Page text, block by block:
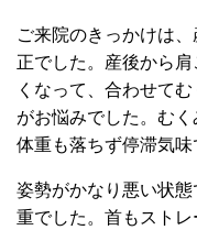
ご来院のきっかけは
正でした。産後から
くなって、合わせて
がお悩みでした。む
体重も落ちず停滞気味
姿勢がかなり悪い状
重でした。首もストレ